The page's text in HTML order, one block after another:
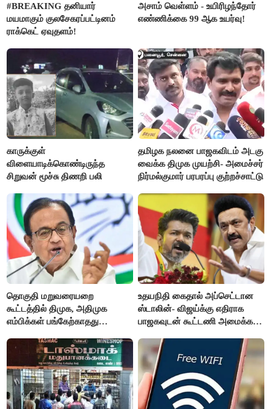
#BREAKING தனியார்
மயமாகும் குலசேகரப்பட்டினம்
ராக்கெட் ஏவுதளம்!
அசாம் வெள்ளம் - உயிரிழந்தோர்
எண்ணிக்கை 99 ஆக உயர்வு!
காருக்குள்
விளையாடிக்கொண்டிருந்த
சிறுவன் மூச்சு திணறி பலி
தமிழக நலனை பாஜகவிடம் அடகு
வைக்க திமுக முயற்சி- அமைச்சர்
நிர்மல்குமார் பரபரப்பு குற்றச்சாட்டு
தொகுதி மறுவரையறை
கூட்டத்தில் திமுக, அதிமுக
எம்பிக்கள் பங்கேற்காதது
உதயநிதி கைதால் அப்செட்டான
ஸ்டாலின்- விஜய்க்கு எதிராக
பாஜகவுடன் கூட்டணி அமைக்க